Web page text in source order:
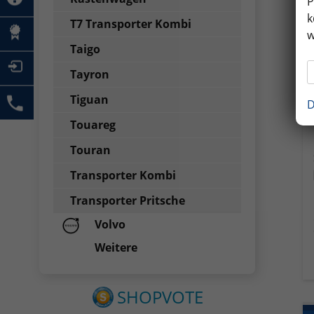
T7 Transporter Kombi
Taigo
Tayron
Tiguan
Touareg
Touran
Transporter Kombi
Transporter Pritsche
Volvo
Weitere